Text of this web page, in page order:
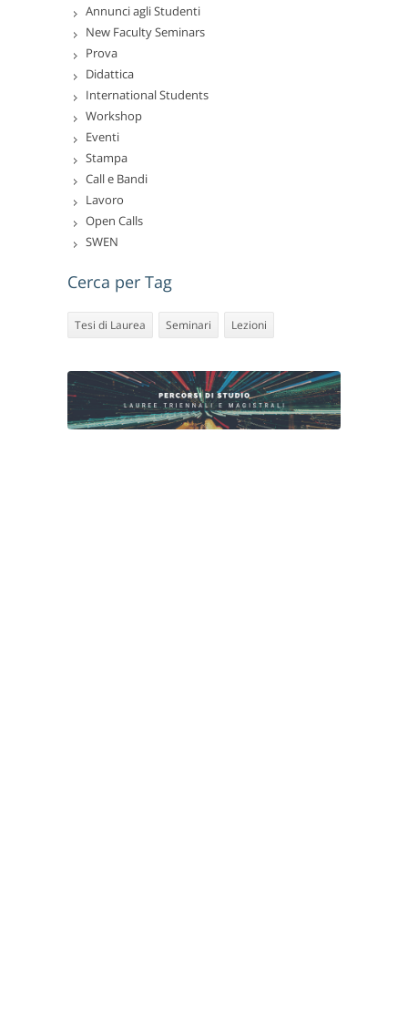
Annunci agli Studenti
New Faculty Seminars
Prova
Didattica
International Students
Workshop
Eventi
Stampa
Call e Bandi
Lavoro
Open Calls
SWEN
Cerca per Tag
Tesi di Laurea Seminari Lezioni